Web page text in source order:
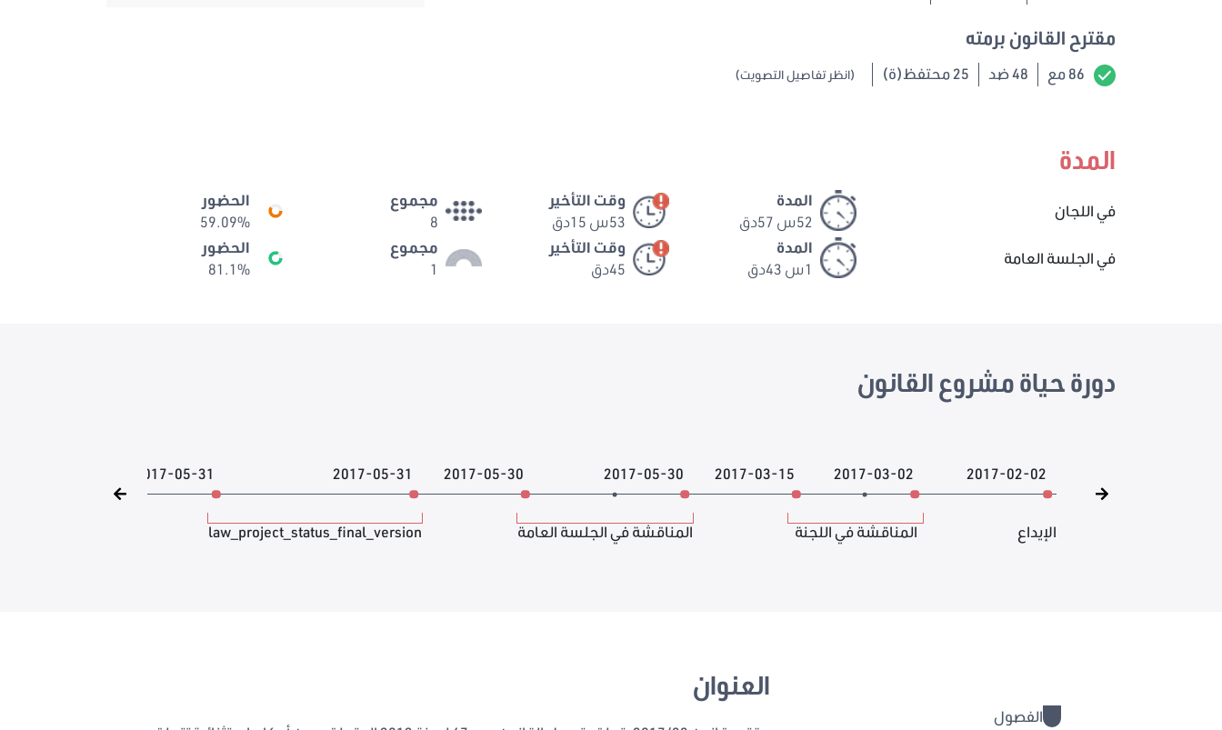
مقترح القانون برمته
86 مع 48 ضد 25 محتفظ(ة) (انظر تفاصيل التصويت)
المدة
في اللجان
المدة
52س 57دق
وقت التأخير
53س 15دق
مجموع
8
الحضور
59.09%
في الجلسة العامة
المدة
1س 43دق
وقت التأخير
45دق
مجموع
1
الحضور
81.1%
دورة حياة مشروع القانون
2017-02-02
الإيداع
2017-03-02
2017-03-15
المناقشة في اللجنة
2017-05-30
2017-05-30
المناقشة في الجلسة العامة
2017-05-31
2017-05-31
law_project_status_final_version
الفصول
العنوان